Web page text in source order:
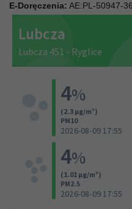
E-Doręczenia: AE:PL-50947-